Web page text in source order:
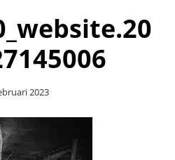
2023